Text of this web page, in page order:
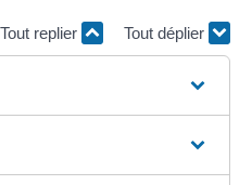
Tout replier Tout déplier